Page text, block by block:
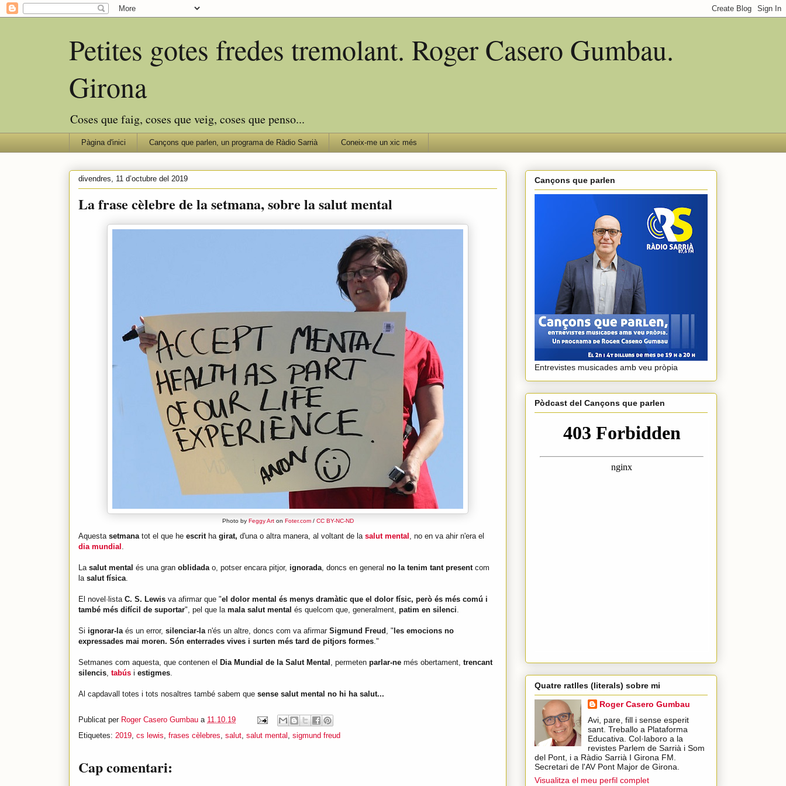
Petites gotes fredes tremolant. Roger Casero Gumbau.
Girona
Coses que faig, coses que veig, coses que penso...
Pàgina d'inici Cançons que parlen, un programa de Ràdio Sarrià Coneix-me un xic més
divendres, 11 d’octubre del 2019
La frase cèlebre de la setmana, sobre la salut mental
Photo by Feggy Arton Foter.com/ CC BY-NC-ND
Aquesta setmanatot el que he escritha girat, d'una o altra manera, al voltant de la salut mental , no en va ahir n'era el
dia mundial .
La salut mental és una gran oblidadao, potser encara pitjor, ignorada, doncs en general no la tenim tant present com
lasalut física.
El novel·lista C. S. Lewis va afirmar que "el dolor mental és menys dramàtic que el dolor físic, però és més comú i
també més difícil de suportar", pel que lamala salut mental és quelcom que, generalment, patim en silenci.
Si ignorar-laés un error, silenciar-lan'és un altre, doncs com va afirmarSigmund Freud , " les emocions no
expressades mai moren. Són enterrades vives i surten més tard de pitjors formes."
Setmanes com aquesta, que contenen el Dia Mundial de la Salut Mental , permeten parlar-ne més obertament, trencant
silencis, tabús i estigmes.
Al capdavall totes i tots nosaltres també sabem que sense salut mental no hi ha salut...
Publicat per Roger Casero Gumbau a 11.10.19
Etiquetes: 2019, cs lewis, frases cèlebres, salut, salut mental , sigmund freud
Cap comentari:
Cançons que parlen
Entrevistes musicades amb veu pròpia
Pòdcast del Cançons que parlen
Quatre ratlles (literals) sobre mi
Roger Casero Gumbau
Avi, pare, fill i sense esperit
sant. Treballo a Plataforma
Educativa. Col·laboro a la
revistes Parlem de Sarrià i Som
del Pont, i a Ràdio Sarrià I Girona FM.
Secretari de l'AV Pont Major de Girona.
Visualitza el meu perfil complet